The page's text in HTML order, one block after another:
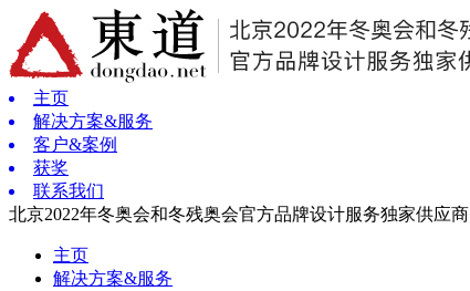
主页
解决方案&服务
客户&案例
获奖
联系我们
北京2022年冬奥会和冬残奥会官方品牌设计服务独家供应商
主页
解决方案&服务